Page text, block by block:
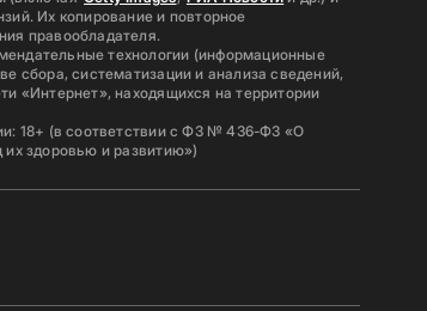
Их копирование и повторное
правообладателя.
технологии (информационные
сбора, систематизации и анализа сведений,
«Интернет», находящихся на территории
18+ (в соответствии с ФЗ № 436-ФЗ «О
здоровью и развитию»)